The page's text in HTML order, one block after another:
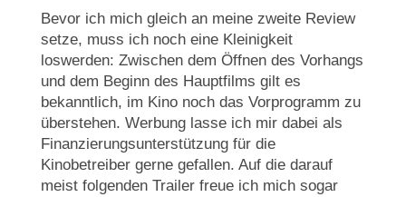
Bevor ich mich gleich an meine zweite Review
setze, muss ich noch eine Kleinigkeit
loswerden: Zwischen dem Öffnen des Vorhangs
und dem Beginn des Hauptfilms gilt es
bekanntlich, im Kino noch das Vorprogramm zu
überstehen. Werbung lasse ich mir dabei als
Finanzierungsunterstützung für die
Kinobetreiber gerne gefallen. Auf die darauf
meist folgenden Trailer freue ich mich sogar